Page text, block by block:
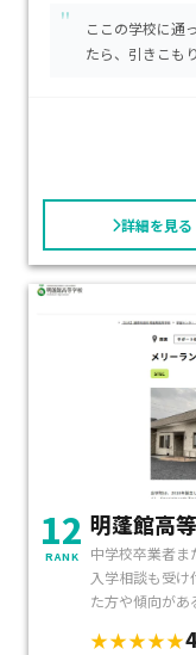
に、センターでの
験があるお子さま
"
ここの学校に通
たら、引きこも
詳細を見る
12
RANK
明蓬館高
中学校卒業者ま
入学相談も受け
た方や傾向があ
★★★★★